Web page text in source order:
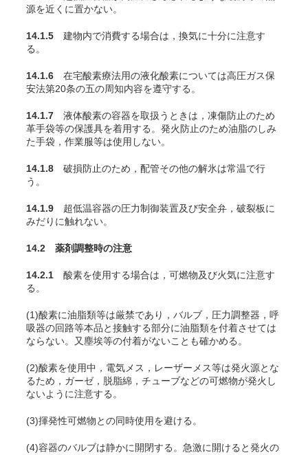
源を近くに置かない。
14.1.5 建物内で消費する場合は，換気に十分に注意す
る。
14.1.6 在宅酸素療法用の液化酸素については高圧ガス保
安法第20条の五の周知内容を遵守する。
14.1.7 液体酸素の容器を取扱うときは，凍傷防止のため
革手袋等の保護具を着用する。発火防止のため油脂のしみ
た手袋，作業服等は使用しない。
14.1.8 破損防止のため，配管その他の解氷は常温で行
う。
14.1.9 超低温容器の圧力制御装置及び安全弁，破裂板に
みだりに触れない。
14.2 薬剤調整時の注意
14.2.1 酸素を使用する場合は，可燃物及び火気に注意す
る。
(1)酸素に油脂類等は厳禁であり，バルブ，圧力調整器，呼
吸器の回路等本品と接触する部分に油脂類を付着させては
ならない。又塵埃等の付着がないことも確かめる。
(2)酸素を使用中，電気メス，レーザーメス等は発火源とな
るため，ガーゼ，脱脂綿，チューブなどの可燃物が発火し
ないように注意する 。
(3)揮発性可燃物との同時使用を避ける。
(4)容器のバルブは静かに開閉する。急激に開けると発火の